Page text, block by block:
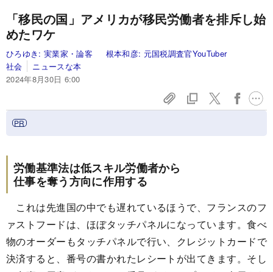
「移民の国」アメリカが移民労働者を排斥し始
めたワケ
ひろゆき: 実業家・論客 根本和彦: 元国税調査官YouTuber
社会
ニュースな本
2024年8月30日 6:00
労働基準法は低スキル労働者から
仕事を奪う方向に作用する
これは先進国の中でも遅れているほうで、フランスのフ
ァストフードは、ほぼタッチパネルになっています。食べ
物のオーダーもタッチパネルで行い、クレジットカードで
決済すると、番号の書かれたレシートが出てきます。そし